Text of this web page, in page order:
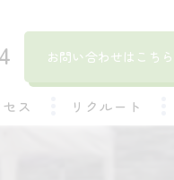
お問い合わせはこちら
ス リクルート